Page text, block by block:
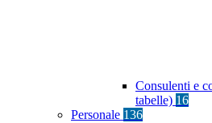
Consulenti e
tabelle) 16
Personale 136